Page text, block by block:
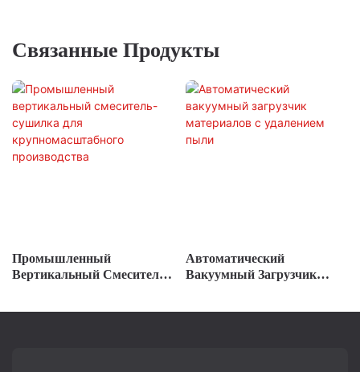
Связанные Продукты
Промышленный
Вертикальный Смеситель-
Автоматический
Вакуумный Загрузчик